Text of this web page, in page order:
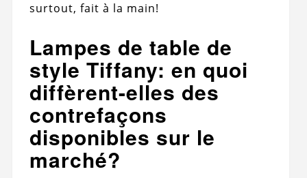
surtout, fait à la main!
Lampes de table de
style Tiffany: en quoi
diffèrent-elles des
contrefaçons
disponibles sur le
marché?